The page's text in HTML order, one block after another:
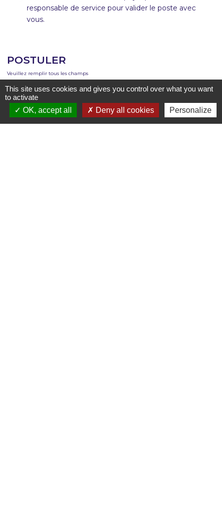
responsable de service pour valider le poste avec
vous.
POSTULER
Veuillez remplir tous les champs
Nom
CONTACTEZ-
NOUS
Mentions légales
This site uses cookies and gives you control over what you want
to activate
OK, accept all
Deny all cookies Personalize